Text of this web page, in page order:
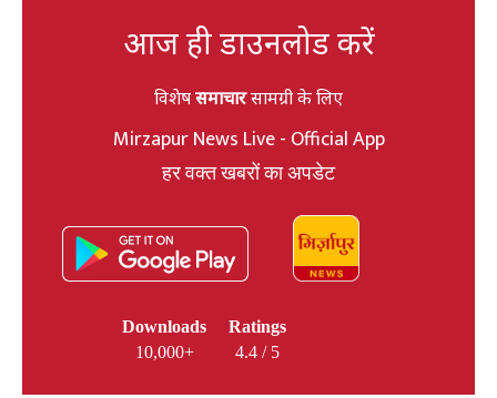
आज ही डाउनलोड करें
विशेषसमाचारसामग्री के लिए
Mirzapur News Live - Official App
हर वक्त खबरों का अपडेट
Downloads
10,000+
Ratings
4.4 / 5